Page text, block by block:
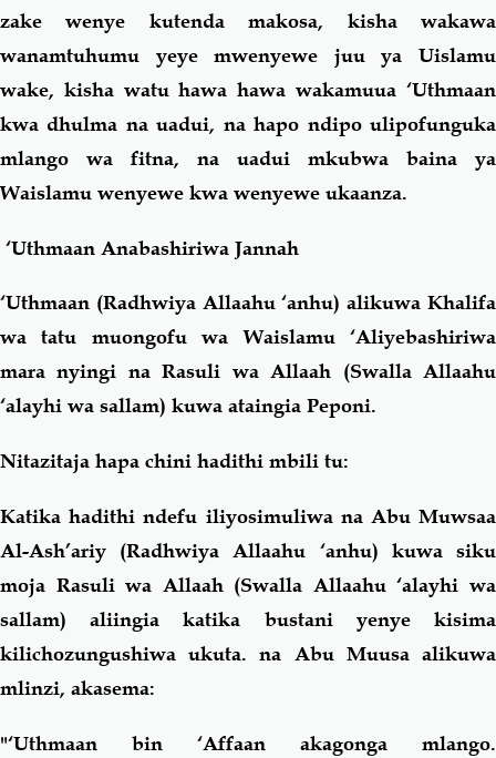
zake wenye kutenda makosa, kisha wakawa
wanamtuhumu yeye mwenyewe juu ya Uislamu
wake, kisha watu hawa hawa wakamuua ‘Uthmaan
kwa dhulma na uadui, na hapo ndipo ulipofunguka
mlango wa fitna, na uadui mkubwa baina ya
Waislamu wenyewe kwa wenyewe ukaanza.
‘Uthmaan Anabashiriwa Jannah
‘Uthmaan (Radhwiya Allaahu ‘anhu) alikuwa Khalifa
wa tatu muongofu wa Waislamu ‘Aliyebashiriwa
mara nyingi na Rasuli wa Allaah (Swalla Allaahu
‘alayhi wa sallam) kuwa ataingia Peponi.
Nitazitaja hapa chini hadithi mbili tu:
Katika hadithi ndefu iliyosimuliwa na Abu Muwsaa
Al-Ash’ariy (Radhwiya Allaahu ‘anhu) kuwa siku
moja Rasuli wa Allaah (Swalla Allaahu ‘alayhi wa
sallam) aliingia katika bustani yenye kisima
kilichozungushiwa ukuta. na Abu Muusa alikuwa
mlinzi, akasema:
"‘Uthmaan bin ‘Affaan akagonga mlango.